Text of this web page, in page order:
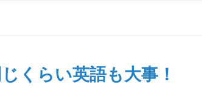
くらい英語も大事！